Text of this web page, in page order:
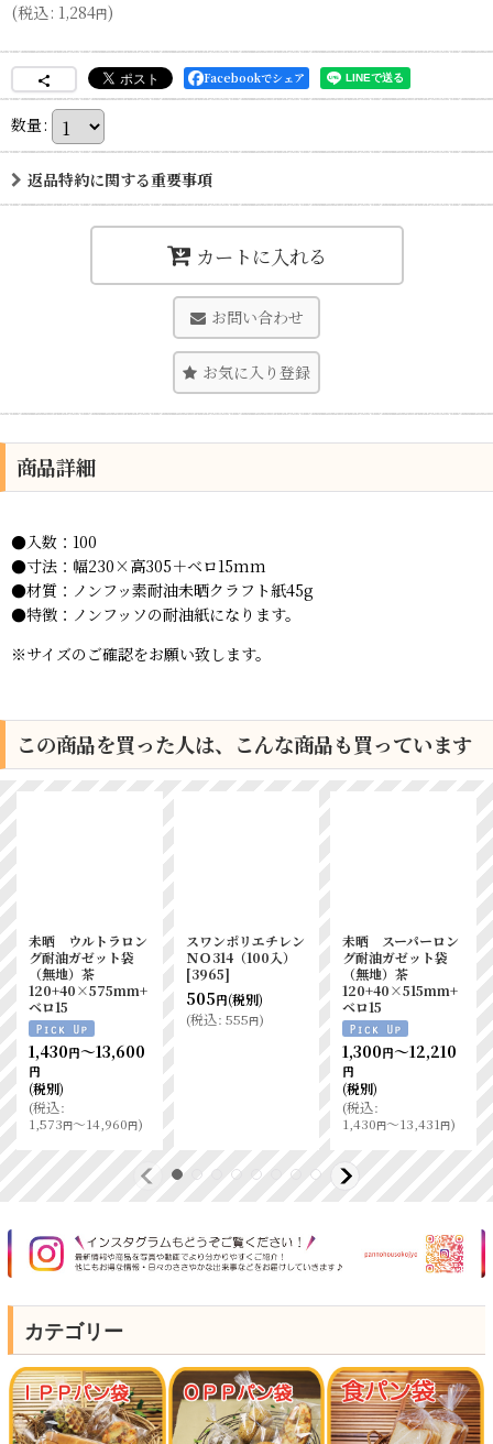
(税込: 1,284円)
Facebookでシェア
数量:
返品特約に関する重要事項
カートに入れる
お問い合わせ
お気に入り登録
商品詳細
●入数：100
●寸法： 幅230×高305＋ベロ15mm
●材質： ノンフッ素耐油未晒クラフト紙45g
●特徴：ノンフッソの耐油紙になります。
※サイズのご確認をお願い致します。
この商品を買った人は、こんな商品も買っています
未晒 ウルトラロン
グ耐油ガゼット袋
（無地）茶
120+40×575mm+
ベロ15
1,430円～13,600
円
(税別)
(税込:
1,573円～14,960円)
スワンポリエチレン
ＮＯ314（100入）
[3965]
505円(税別)
(税込: 555円)
未晒 スーパーロン
グ耐油ガゼット袋
（無地）茶
120+40×515mm+
ベロ15
1,300円～12,210
円
(税別)
(税込:
1,430円～13,431円)
カテゴリー